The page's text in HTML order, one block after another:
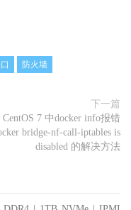
防火墙
下一篇
CentOS 7 中docker info报错
bridge-nf-call-iptables is
disabled 的解决方法